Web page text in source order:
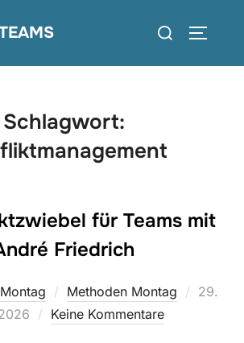
Suchen
Schlagwort:
für Teams mit
Friedrich
Methoden Montag
29.
Keine Kommentare